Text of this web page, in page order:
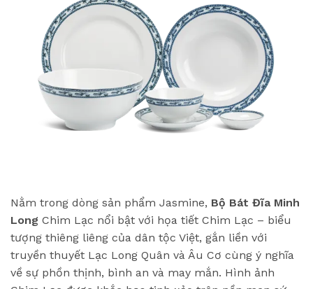
Nằm trong dòng sản phẩm Jasmine, Bộ Bát Đĩa Minh
Long Chim Lạc nổi bật với họa tiết Chim Lạc – biểu
tượng thiêng liêng của dân tộc Việt, gắn liền với
truyền thuyết Lạc Long Quân và Âu Cơ cùng ý nghĩa
về sự phồn thịnh, bình an và may mắn. Hình ảnh